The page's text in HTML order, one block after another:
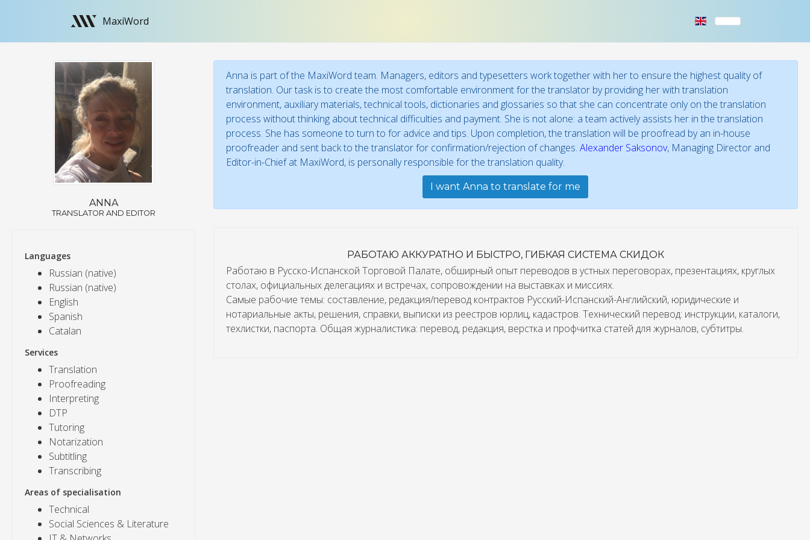
MaxiWord
ANNA
TRANSLATOR AND EDITOR
Languages
Russian (native)
Russian (native)
English
Spanish
Catalan
Services
Translation
Proofreading
Interpreting
DTP
Tutoring
Notarization
Subtitling
Transcribing
Areas of specialisation
Technical
Social Sciences & Literature
Anna is part of the MaxiWord team. Managers, editors and typesetters work together with her to ensure the highest quality of
translation. Our task is to create the most comfortable environment for the translator by providing her with translation
environment, auxiliary materials, technical tools, dictionaries and glossaries so that she can concentrate only on the translation
process without thinking about technical difficulties and payment. She is not alone: a team actively assists her in the translation
process. She has someone to turn to for advice and tips. Upon completion, the translation will be proofread by an in-house
proofreader and sent back to the translator for confirmation/rejection of changes. Alexander Saksonov, Managing Director and
Editor-in-Chief at MaxiWord, is personally responsible for the translation quality.
I want Anna to translate for me
РАБОТАЮ АККУРАТНО И БЫСТРО, ГИБКАЯ СИСТЕМА СКИДОК
Работаю в Русско-Испанской Торговой Палате, обширный опыт переводов в устных переговорах, презентациях, круглых
столах, официальных делегациях и встречах, сопровождении на выставках и миссиях.
Самые рабочие темы: составление, редакция/перевод контрактов Русский-Испанский-Английский, юридические и
нотариальные акты, решения, справки, выписки из реестров юрлиц, кадастров. Технический перевод: инструкции, каталоги,
техлистки, паспорта. Общая журналистика: перевод, редакция, верстка и профчитка статей для журналов, субтитры.